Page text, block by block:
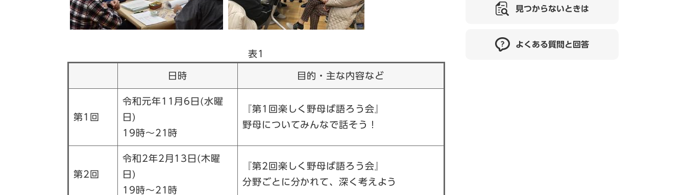
表1
日時 目的・主な内容など
第1回
令和元年11月6日(水曜
日)
19時～21時
『第1回楽しく野母ば語ろう会』
野母についてみんなで話そう！
第2回
令和2年2月13日(木曜
日)
19時～21時
『第2回楽しく野母ば語ろう会』
分野ごとに分かれて、深く考えよう
見つからないときは
よくある質問と回答